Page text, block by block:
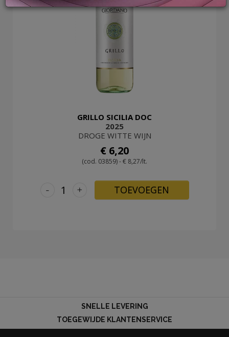
GRILLO SICILIA DOC
2025
DROGE WITTE WIJN
€ 6,20
(cod. 03859) - € 8,27/lt.
+
- TOEVOEGEN
SNELLE LEVERING
TOEGEWIJDE KLANTENSERVICE